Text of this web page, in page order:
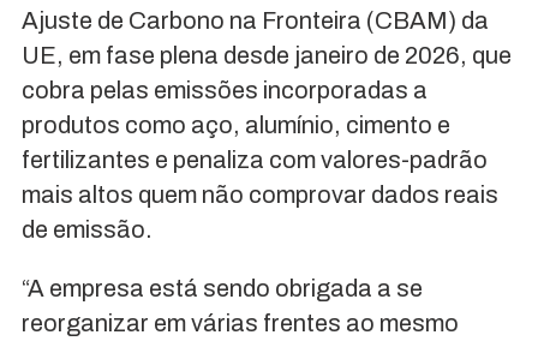
Ajuste de Carbono na Fronteira (CBAM) da
UE, em fase plena desde janeiro de 2026, que
cobra pelas emissões incorporadas a
produtos como aço, alumínio, cimento e
fertilizantes e penaliza com valores-padrão
mais altos quem não comprovar dados reais
de emissão.
“A empresa está sendo obrigada a se
reorganizar em várias frentes ao mesmo